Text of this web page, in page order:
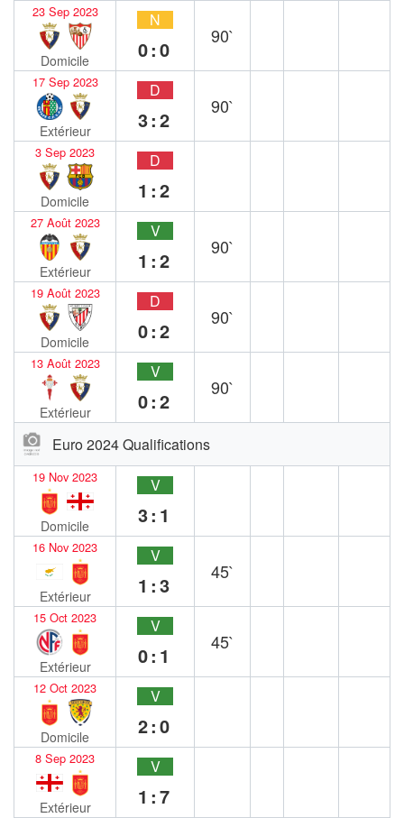
23 Sep 2023
Domicile
N
0:0
90`
17 Sep 2023
Extérieur
D
3:2
90`
3 Sep 2023
Domicile
D
1:2
27 Août 2023
Extérieur
V
1:2
90`
19 Août 2023
Domicile
D
0:2
90`
13 Août 2023
Extérieur
V
0:2
90`
Euro 2024 Qualifications
19 Nov 2023
Domicile
V
3:1
16 Nov 2023
Extérieur
V
1:3
45`
15 Oct 2023
Extérieur
V
0:1
45`
12 Oct 2023
Domicile
V
2:0
8 Sep 2023
Extérieur
V
1:7